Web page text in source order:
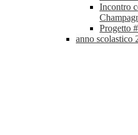
Incontro
Progetto
anno scolastico